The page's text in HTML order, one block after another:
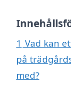
1 Vad kan
på
med?